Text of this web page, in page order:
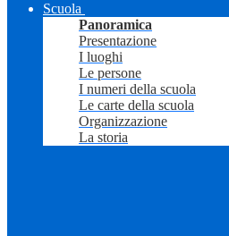
Scuola
Panoramica
Presentazione
I luoghi
Le persone
I numeri della scuola
Le carte della scuola
Organizzazione
La storia